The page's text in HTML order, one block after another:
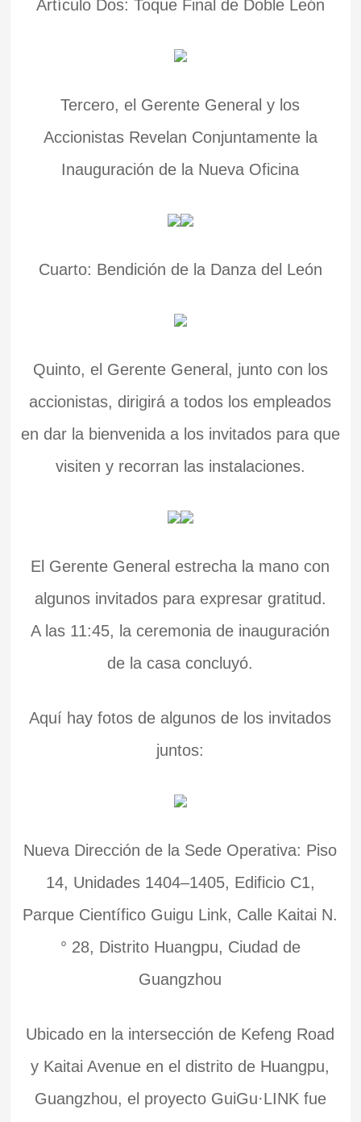
Artículo Dos: Toque Final de Doble León
Tercero, el Gerente General y los
Accionistas Revelan Conjuntamente la
Inauguración de la Nueva Oficina
Cuarto: Bendición de la Danza del León
Quinto, el Gerente General, junto con los
accionistas, dirigirá a todos los empleados
en dar la bienvenida a los invitados para que
visiten y recorran las instalaciones.
El Gerente General estrecha la mano con
algunos invitados para expresar gratitud.
A las 11:45, la ceremonia de inauguración
de la casa concluyó.
Aquí hay fotos de algunos de los invitados
juntos:
Nueva Dirección de la Sede Operativa: Piso
14, Unidades 1404–1405, Edificio C1,
Parque Científico Guigu Link, Calle Kaitai N.
° 28, Distrito Huangpu, Ciudad de
Guangzhou
Ubicado en la intersección de Kefeng Road
y Kaitai Avenue en el distrito de Huangpu,
Guangzhou, el proyecto GuiGu·LINK fue